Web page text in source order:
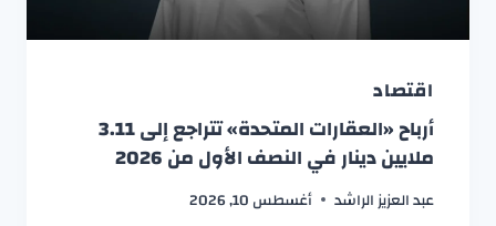
اقتصاد
أرباح «العقارات المتحدة» تتراجع إلى 3.11
ملايين دينار في النصف الأول من 2026
عبد العزيز الراشد أغسطس 10, 2026